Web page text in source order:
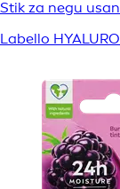
Stik za negu
Labello